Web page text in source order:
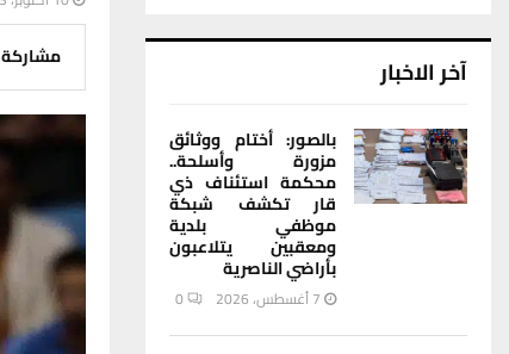
مشاركة آخر الاخبار
بالصور: أختام ووثائق
مزورة وأسلحة..
محكمة استئناف ذي
قار تكشف شبكة
موظفي بلدية
ومعقبين يتلاعبون
بأراضي الناصرية
7 أغسطس، 2026 0